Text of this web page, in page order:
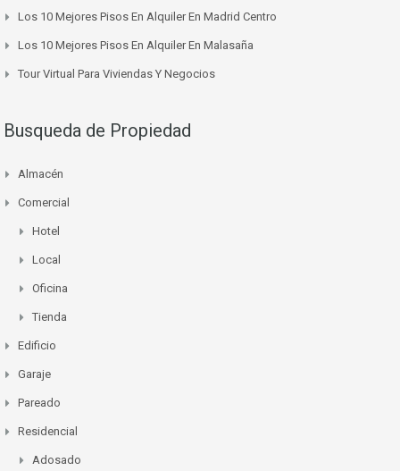
Los 10 Mejores Pisos En Alquiler En Madrid Centro
Los 10 Mejores Pisos En Alquiler En Malasaña
Tour Virtual Para Viviendas Y Negocios
Busqueda de Propiedad
Almacén
Comercial
Hotel
Local
Oficina
Tienda
Edificio
Garaje
Pareado
Residencial
Adosado